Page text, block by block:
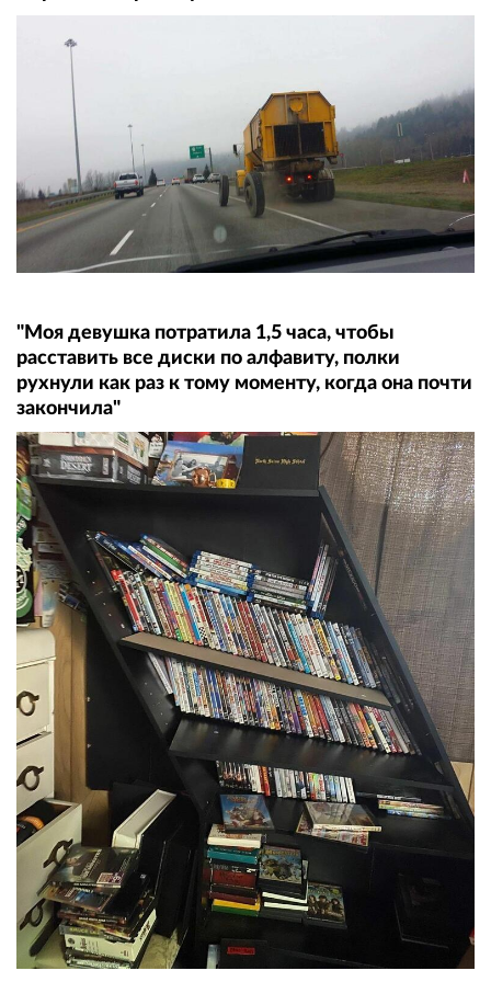
"Моя девушка потратила 1,5 часа, чтобы
расставить все диски по алфавиту, полки
рухнули как раз к тому моменту, когда она почти
закончила"